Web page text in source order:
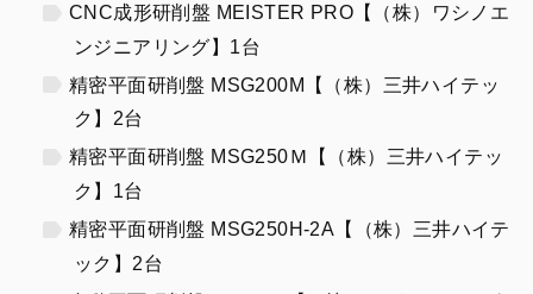
CNC成形研削盤 MEISTER PRO【（株）ワシノエ
ンジニアリング】1台
精密平面研削盤 MSG200M【（株）三井ハイテッ
ク】2台
精密平面研削盤 MSG250Ｍ【（株）三井ハイテッ
ク】1台
精密平面研削盤 MSG250H-2A【（株）三井ハイテ
ック】2台